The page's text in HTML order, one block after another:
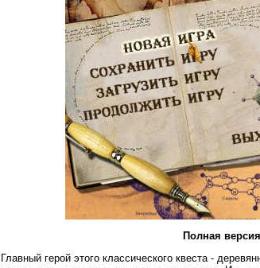
Полная
Главный герой этого классического квеста -